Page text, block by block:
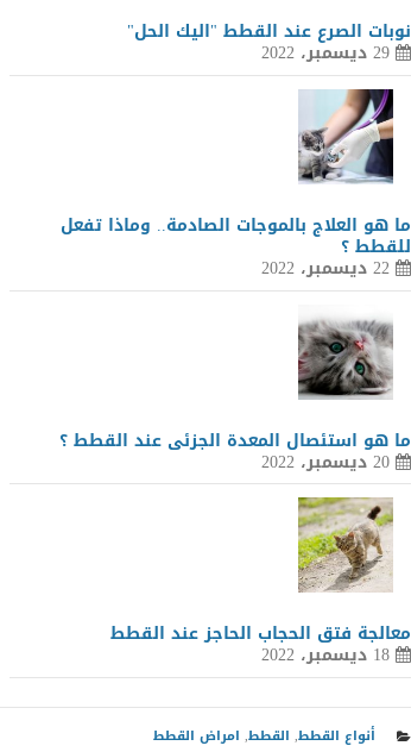
نوبات الصرع عند القطط "اليك الحل"
29 ديسمبر، 2022
ما هو العلاج بالموجات الصادمة.. وماذا تفعل
للقطط ؟
22 ديسمبر، 2022
ما هو استئصال المعدة الجزئى عند القطط ؟
20 ديسمبر، 2022
معالجة فتق الحجاب الحاجز عند القطط
18 ديسمبر، 2022
أنواع القطط, القطط, امراض القطط